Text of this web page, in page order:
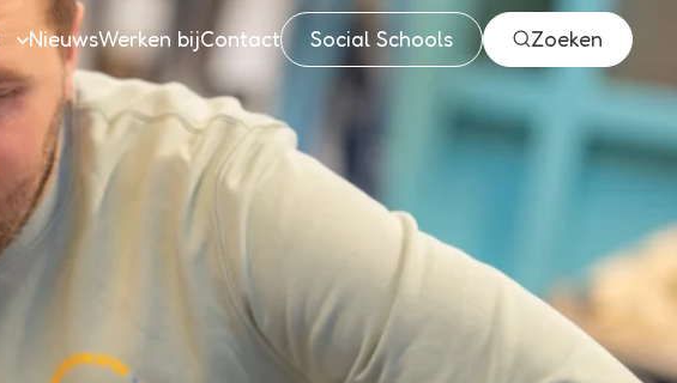
NieuwsWerken bijContact Social Schools Zoeken